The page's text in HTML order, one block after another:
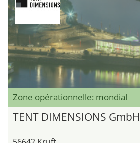
Zone opérationnelle: mondial
TENT DIMENSIONS GmbH